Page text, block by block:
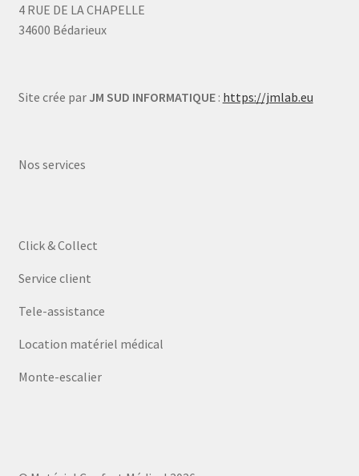
4 RUE DE LA CHAPELLE
34600 Bédarieux
Site crée par JM SUD INFORMATIQUE: https://jmlab.eu
Nos services
Click & Collect
Service client
Tele-assistance
Location matériel médical
Monte-escalier